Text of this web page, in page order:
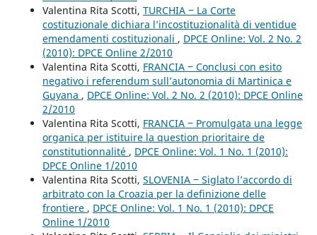
Valentina Rita Scotti, TURCHIA ‒ La Corte
costituzionale dichiara l’incostituzionalità di ventidue
emendamenti costituzionali , DPCE Online: Vol. 2 No. 2
(2010): DPCE Online 2/2010
Valentina Rita Scotti, FRANCIA ‒ Conclusi con esito
negativo i referendum sull’autonomia di Martinica e
Guyana , DPCE Online: Vol. 2 No. 2 (2010): DPCE Online
2/2010
Valentina Rita Scotti, FRANCIA ‒ Promulgata una legge
organica per istituire la question prioritaire de
constitutionnalité , DPCE Online: Vol. 1 No. 1 (2010):
DPCE Online 1/2010
Valentina Rita Scotti, SLOVENIA ‒ Siglato l’accordo di
arbitrato con la Croazia per la definizione delle
frontiere , DPCE Online: Vol. 1 No. 1 (2010): DPCE
Online 1/2010